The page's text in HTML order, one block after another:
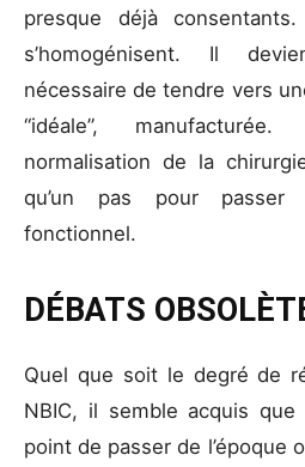
presque déjà
s’homogénisent. Il
nécessaire de tendre vers
“idéale”,
normalisation de la
qu’un pas pour passer
fonctionnel.
DÉBATS
Quel que soit le degré de
NBIC, il semble acquis
point de passer de l’époque